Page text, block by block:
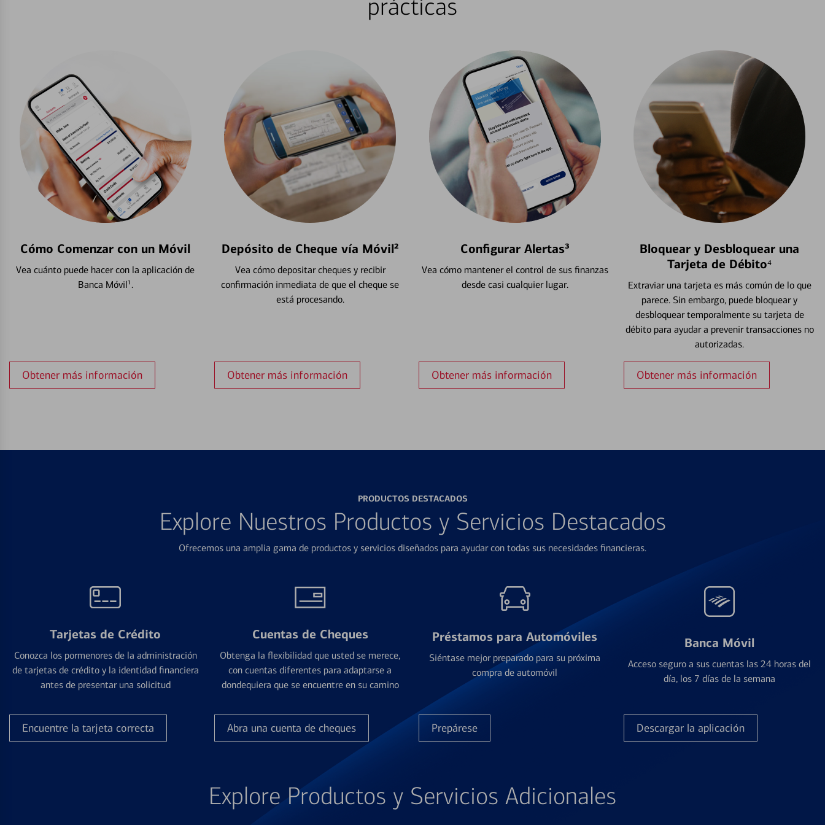
prácticas
Cómo Comenzar con un Móvil
Vea cuánto puede hacer con la aplicación de
Banca Móvil¹.
Obtener más información
Depósito de Cheque vía Móvil²
Vea cómo depositar cheques y recibir
confirmación inmediata de que el cheque se
está procesando.
Obtener más información
Configurar Alertas³
Vea cómo mantener el control de sus finanzas
desde casi cualquier lugar.
Obtener más información
Bloquear y Desbloquear una
Tarjeta de Débito⁴
Extraviar una tarjeta es más común de lo que
parece. Sin embargo, puede bloquear y
desbloquear temporalmente su tarjeta de
débito para ayudar a prevenir transacciones no
autorizadas.
Obtener más información
PRODUCTOS DESTACADOS
Explore Nuestros Productos y Servicios Destacados
Ofrecemos una amplia gama de productos y servicios diseñados para ayudar con todas sus necesidades financieras.
Tarjetas de Crédito
Conozca los pormenores de la administración
de tarjetas de crédito y la identidad financiera
antes de presentar una solicitud
Encuentre la tarjeta correcta
Cuentas de Cheques
Obtenga la flexibilidad que usted se merece,
con cuentas diferentes para adaptarse a
dondequiera que se encuentre en su camino
Abra una cuenta de cheques
Préstamos para Automóviles
Siéntase mejor preparado para su próxima
compra de automóvil
Prepárese
Banca Móvil
Acceso seguro a sus cuentas las 24 horas del
día, los 7 días de la semana
Descargar la aplicación
Explore Productos y Servicios Adicionales